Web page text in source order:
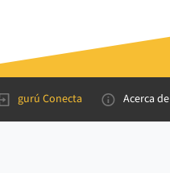
gurú Conecta Acerca